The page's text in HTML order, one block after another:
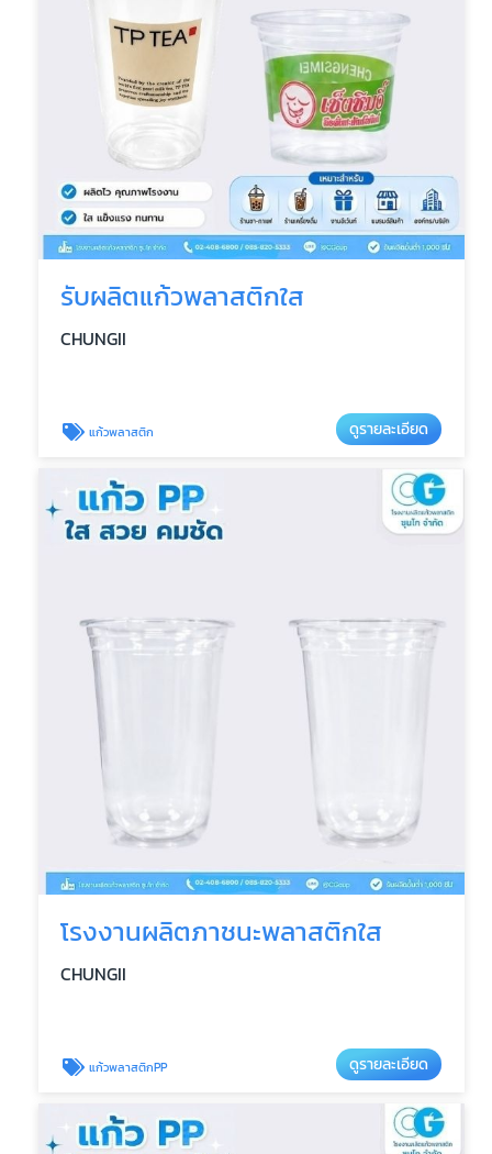
รับผลิตแก้วพลาสติกใส
CHUNGII
แก้วพลาสติก ดูรายละเอียด
โรงงานผลิตภาชนะพลาสติกใส
CHUNGII
แก้วพลาสติกPP ดูรายละเอียด